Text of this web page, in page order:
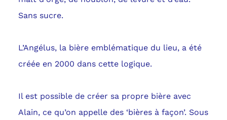
Sans sucre.
L’Angélus, la bière emblématique du lieu, a été
créée en 2000 dans cette logique.
Il est possible de créer sa propre bière avec
Alain, ce qu’on appelle des ‘bières à façon’. Sous